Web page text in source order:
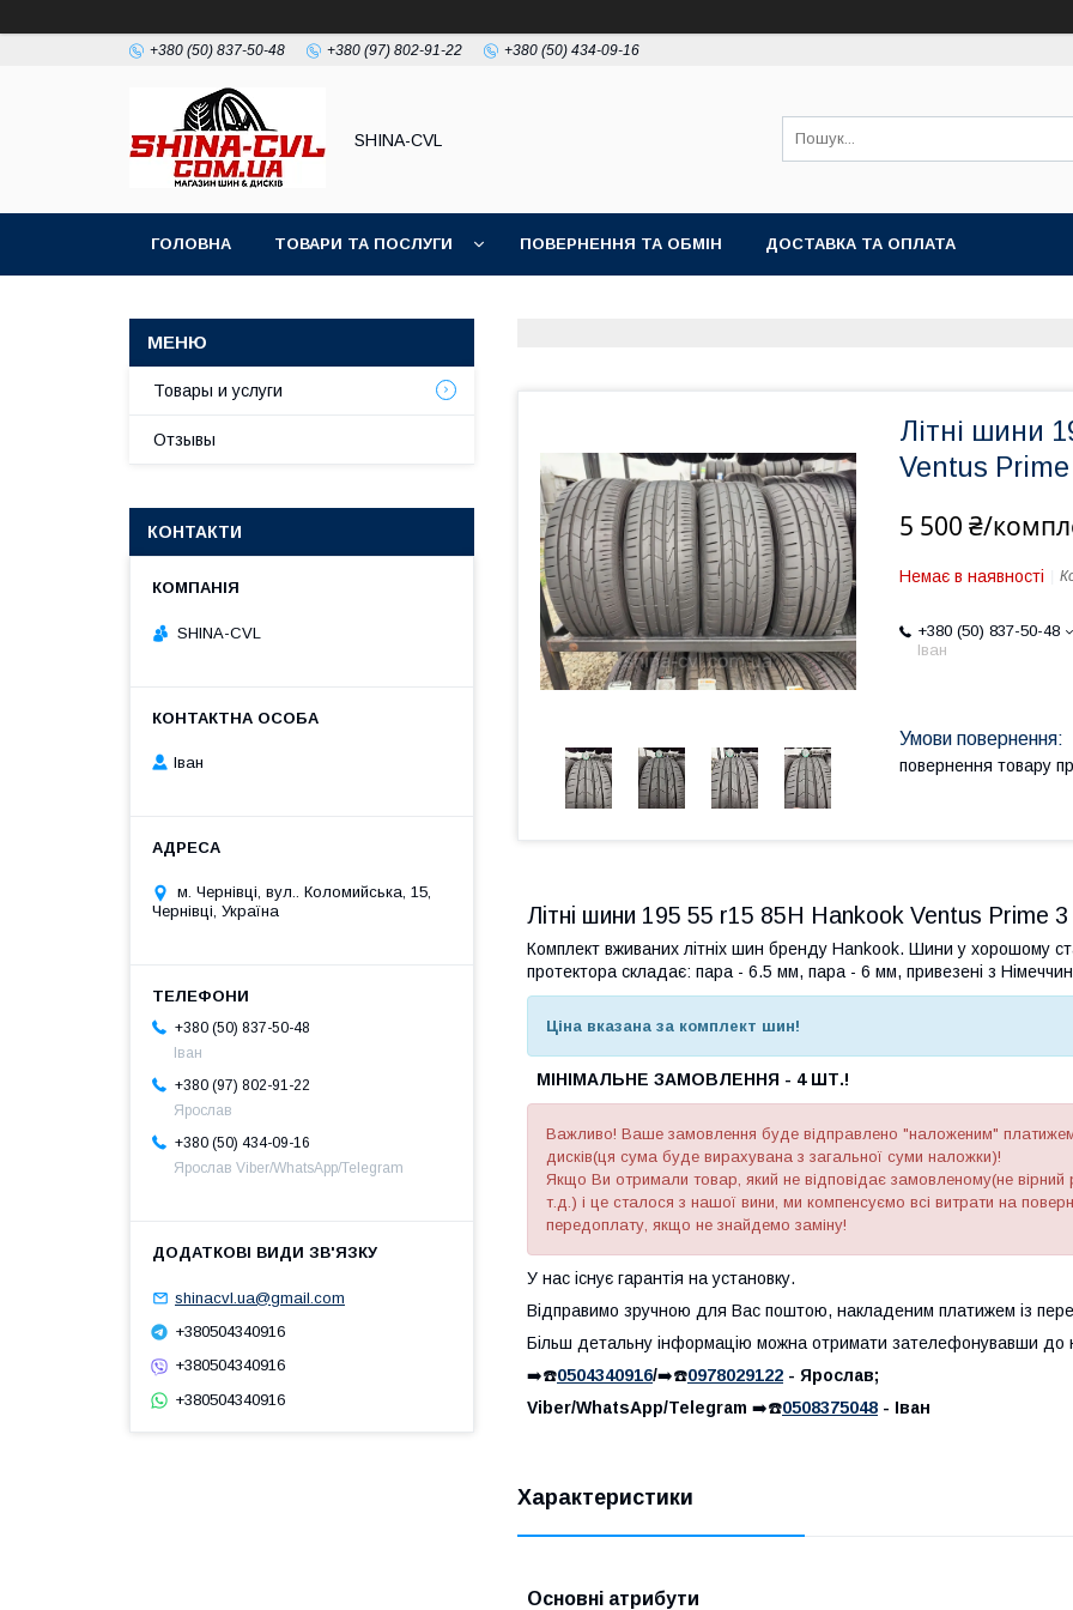
+380 (50) 837-50-48 +380 (97) 802-91-22 +380 (50) 434-09-16
SHINA-CVL
ГОЛОВНА ТОВАРИ ТА ПОСЛУГИ ПОВЕРНЕННЯ ТА ОБМІН ДОСТАВКА ТА ОПЛАТА
Літні шини
Ventus
5 500 ₴/
Немає в наявності
+380 (50) 837-50-48
Іван
повернення товару
Літні шини 195 55 r15 85H Hankook Ventus Prime 3
Комплект вживаних літніх шин бренду Hankook. Шини у хорошому
протектора складає: пара - 6.5 мм, пара - 6 мм, привезені з
Ціна вказана за комплект шин!
МІНІМАЛЬНЕ ЗАМОВЛЕННЯ - 4 ШТ.!
Важливо! Ваше замовлення буде відправлено "наложеним"
дисків(ця сума буде вирахувана з загальної суми наложки)!
Якщо Ви отримали товар, який не відповідає замовленому(не вірний
т.д.) і це сталося з нашої вини, ми компенсуємо всі витрати на
передоплату, якщо не знайдемо заміну!
У нас існує гарантія на установку.
Відправимо зручною для Вас поштою, накладеним платижем із
Більш детальну інформацію можна отримати зателефонувавши до
➡️☎️0504340916/➡️☎️0978029122 - Ярослав;
Viber/WhatsApp/Telegram ➡️☎️0508375048 - Іван
Характеристики
Основні атрибути
Товары и услуги
Отзывы
КОНТАКТИ
SHINA-CVL
Іван
м. Чернівці, вул.. Коломийська, 15,
Чернівці, Україна
+380 (50) 837-50-48
Іван
+380 (97) 802-91-22
Ярослав
+380 (50) 434-09-16
Ярослав Viber/WhatsApp/Telegram
shinacvl.ua@gmail.com
+380504340916
+380504340916
+380504340916